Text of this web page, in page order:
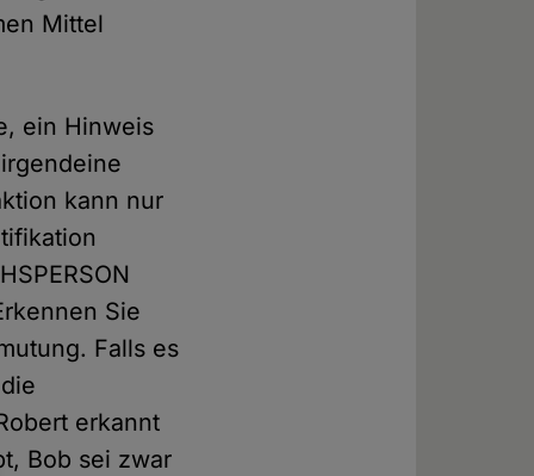
Mittel
ein Hinweis
kann nur
Sie
Falls es
erkannt
Bob sei zwar